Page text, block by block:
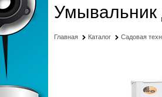
Главная Каталог Садовая